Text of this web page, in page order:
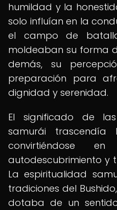
humildad y la
solo influían en la
el campo de
moldeaban su forma
demás, su
preparación para
dignidad y serenidad.
El significado de
samurái trascendía
convirtiéndose
autodescubrimiento y
La espiritualidad
tradiciones del
dotaba de un